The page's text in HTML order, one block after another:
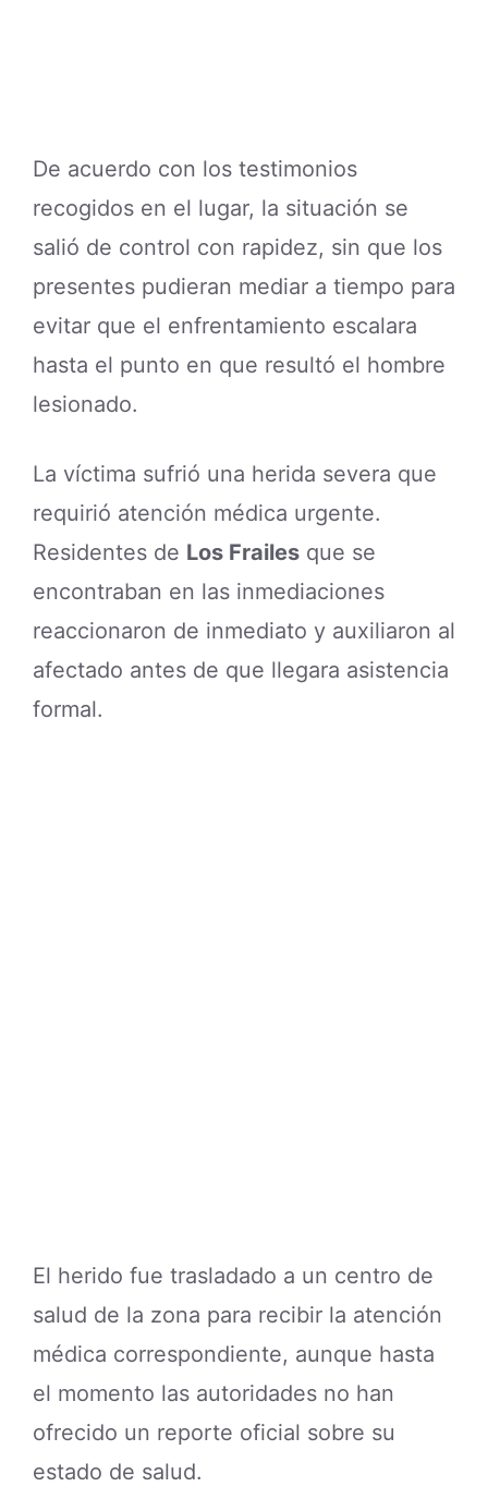
De acuerdo con los testimonios
recogidos en el lugar, la situación se
salió de control con rapidez, sin que los
presentes pudieran mediar a tiempo para
evitar que el enfrentamiento escalara
hasta el punto en que resultó el hombre
lesionado.
La víctima sufrió una herida severa que
requirió atención médica urgente.
Residentes de Los Frailes que se
encontraban en las inmediaciones
reaccionaron de inmediato y auxiliaron al
afectado antes de que llegara asistencia
formal.
El herido fue trasladado a un centro de
salud de la zona para recibir la atención
médica correspondiente, aunque hasta
el momento las autoridades no han
ofrecido un reporte oficial sobre su
estado de salud.